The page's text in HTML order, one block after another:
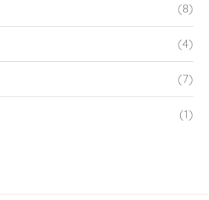
(8)
(4)
(7)
(1)